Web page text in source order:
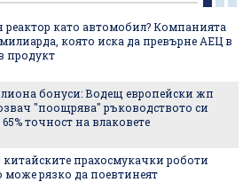
реактор като автомобил? Компанията
милиарда, която иска да превърне АЕЦ в
продукт
бонуси: Водещ европейски жп
"поощрява" ръководството си
точност на влаковете
прахосмукачки роботи
може рязко да поевтинеят